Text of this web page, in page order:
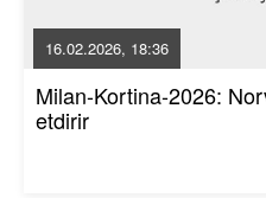
16.02.2026, 18:36
Milan-Kortina-2026:
etdirir